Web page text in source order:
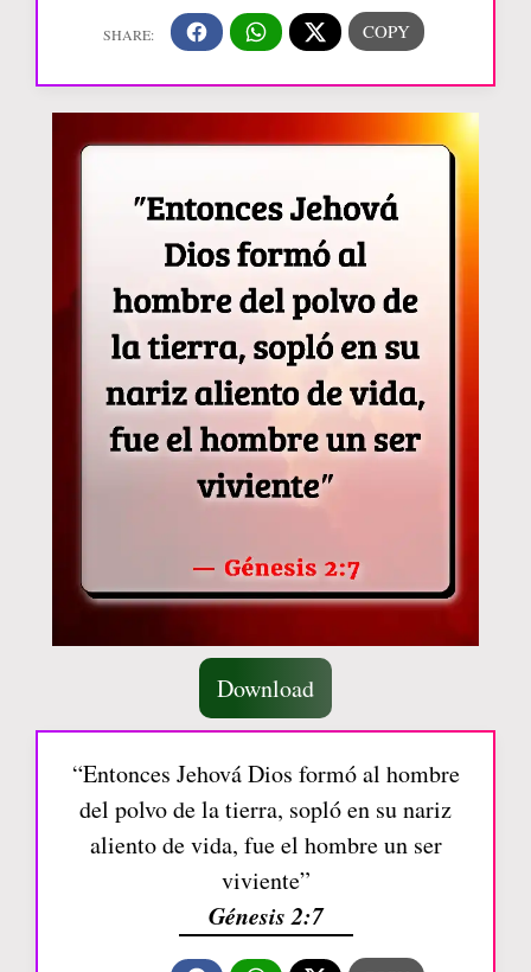
Download
“Entonces Jehová Dios formó al hombre
del polvo de la tierra, sopló en su nariz
aliento de vida, fue el hombre un ser
viviente”
Génesis 2:7